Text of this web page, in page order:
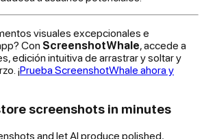
visuales excepcionales e
Con ScreenshotWhale, accede a
edición intuitiva de arrastrar y soltar y
¡Prueba ScreenshotWhale ahora y
screenshots in minutes
and let AI produce polished,